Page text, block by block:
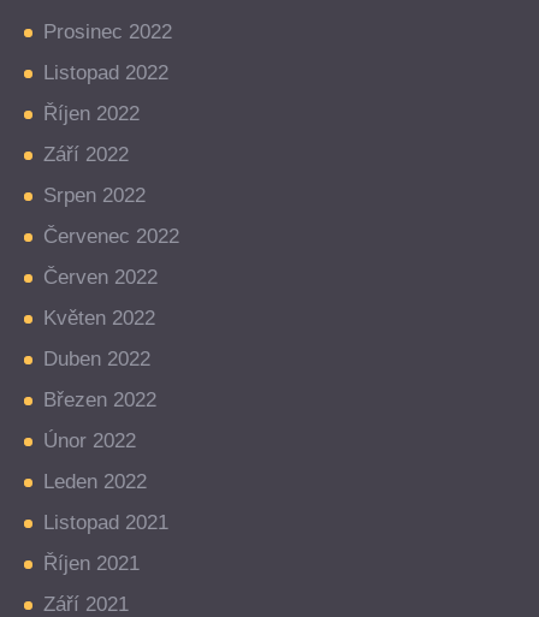
Prosinec 2022
Listopad 2022
Říjen 2022
Září 2022
Srpen 2022
Červenec 2022
Červen 2022
Květen 2022
Duben 2022
Březen 2022
Únor 2022
Leden 2022
Listopad 2021
Říjen 2021
Září 2021